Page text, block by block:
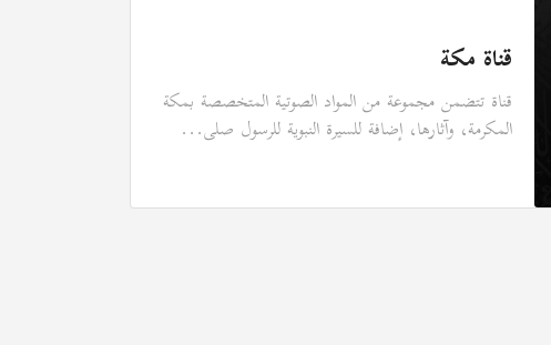
قناة مكة
قناة تتضمن مجموعة من المواد الصوتية المتخصصة بمكة
المكرمة، وآثارها، إضافة للسيرة النبوية للرسول صلى...